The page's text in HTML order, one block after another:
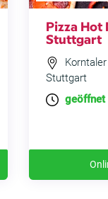
Pizza
Stuttgart
Stuttgart
geöffnet